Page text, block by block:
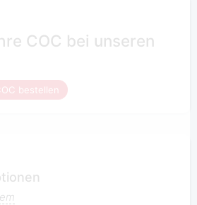
COC bei unseren
bestellen